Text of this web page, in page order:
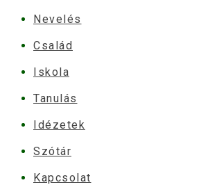
Nevelés
Család
Iskola
Tanulás
Idézetek
Szótár
Kapcsolat